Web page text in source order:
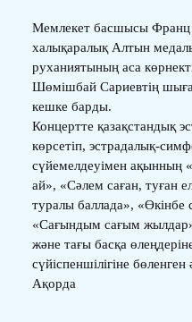
Мемлекет басшысы Франц
халықаралық Алтын
руханиятының аса көрнекті
Шөмішбай Сариевтің
кешке барды.
Концертте қазақстандық
көрсетіп, эстрадалық-
сүйемелдеуімен ақынның
ай», «Сәлем саған, туған
туралы баллада», «Өкінбе
«Сағындым сағым
және тағы басқа
сүйіспеншілігіне
Ақорда